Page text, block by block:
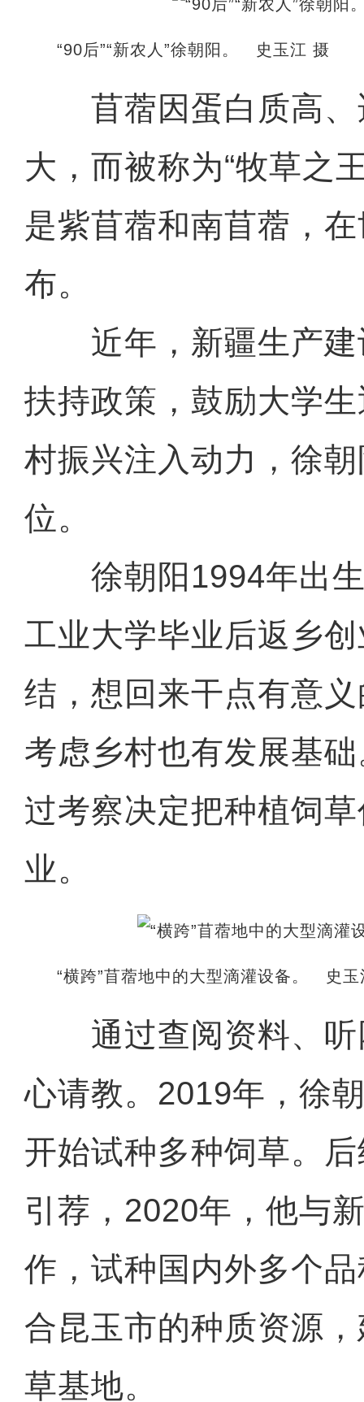
“90后”“新农人”徐朝阳。 史玉江 摄
苜蓿因蛋白质高、
大，而被称为“牧草之
是紫苜蓿和南苜蓿，
布。
近年，新疆生产建
扶持政策，鼓励大学
村振兴注入动力，徐
位。
徐朝阳1994年出生
工业大学毕业后返乡
结，想回来干点有意
考虑乡村也有发展基
过考察决定把种植饲
业。
“横跨”苜蓿地中的大型滴灌设备。 史
通过查阅资料、听
心请教。2019年，徐
开始试种多种饲草。
引荐，2020年，他与
作，试种国内外多个
合昆玉市的种质资源
草基地。